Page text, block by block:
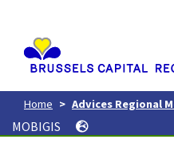
contenu
principal
Home Advices Regional
MOBIGIS